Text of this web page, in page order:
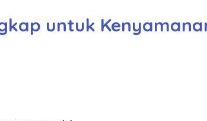
untuk